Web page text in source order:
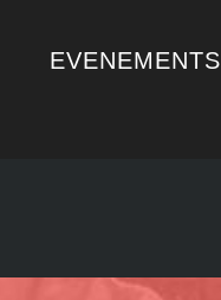
EVENEMENTS